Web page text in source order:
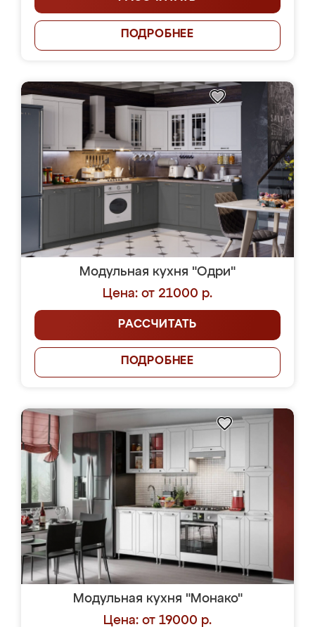
ПОДРОБНЕЕ
Модульная кухня "Одри"
Цена: от 21000 р.
РАССЧИТАТЬ
ПОДРОБНЕЕ
Модульная кухня "Монако"
Цена: от 19000 р.